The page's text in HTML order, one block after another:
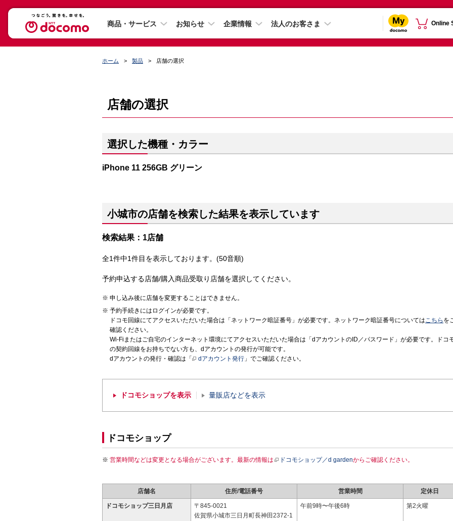
商品・サービス お知らせ 企業情報 法人のお客さま Online
ホーム 製品 店舗の選択
店舗の選択
選択した機種・カラー
iPhone 11 256GB グリーン
小城市の店舗を検索した結果を表示しています
検索結果：1店舗
全1件中1件目を表示しております。(50音順)
予約申込する店舗/購入商品受取り店舗を選択してください。
申し込み後に店舗を変更することはできません。
予約手続きにはログインが必要です。
ドコモ回線にてアクセスいただいた場合は「ネットワーク暗証番号」が必要です。ネットワーク暗証番号についてはこちら を
確認ください。
Wi-Fiまたはご自宅のインターネット環境にてアクセスいただいた場合は「dアカウントのID／パスワード」が必要です。ドコ
の契約回線をお持ちでない方も、dアカウントの発行が可能です。
dアカウントの発行・確認は「
dアカウント発行 」でご確認ください。
ドコモショップを表示 量販店などを表示
ドコモショップ
営業時間などは変更となる場合がございます。最新の情報は ドコモショップ／d gardenからご確認ください。
店舗名 住所/電話番号 営業時間 定休日
ドコモショップ三日月店
〒845-0021
佐賀県小城市三日月町長神田2372-1
午前9時〜午後6時 第2火曜